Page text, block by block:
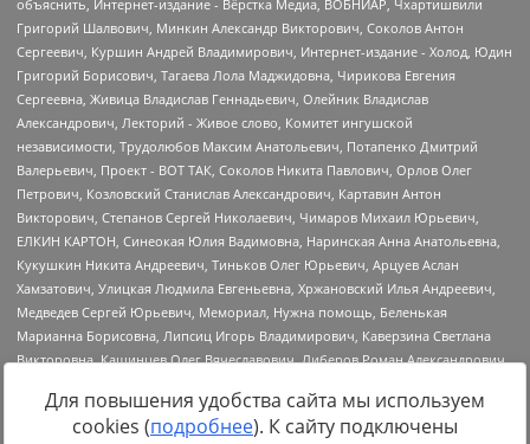
Для повышения удобства сайта мы используем
cookies (подробнее). К сайту подключены